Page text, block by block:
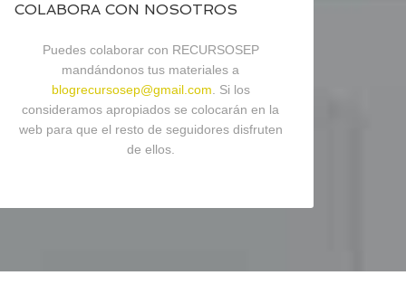
COLABORA CON NOSOTROS
Puedes colaborar con RECURSOSEP
mandándonos tus materiales a
blogrecursosep@gmail.com . Si los
consideramos apropiados se colocarán en la
web para que el resto de seguidores disfruten
de ellos.